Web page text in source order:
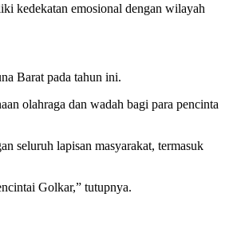
kedekatan emosional dengan wilayah
Barat pada tahun ini.
olahraga dan wadah bagi para pencinta
seluruh lapisan masyarakat, termasuk
Golkar,” tutupnya.